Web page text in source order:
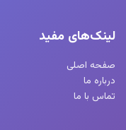
لینک‌های مفید
صفحه اصلی
درباره ما
تماس با ما